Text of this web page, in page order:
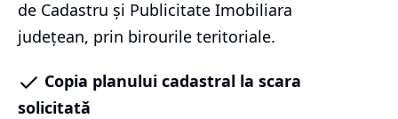
de Cadastru și Publicitate Imobiliara
județean, prin birourile teritoriale.
Copia planului cadastral la scara
solicitată